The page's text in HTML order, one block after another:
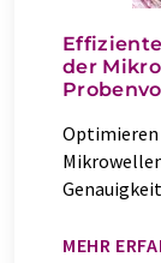
der
Optimieren
MEHR